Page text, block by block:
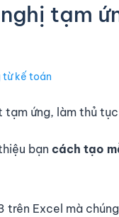
tạm
từ kế toán
ứng, làm thủ
bạn cách tạo
Excel mà